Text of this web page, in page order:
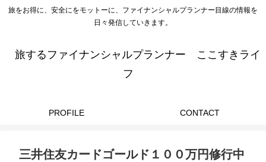
旅をお得に、安全にをモットーに、ファイナンシャルプランナー目線の情報を
日々発信していきます。
旅するファイナンシャルプランナー ここすきライ
フ
PROFILE CONTACT
三井住友カードゴールド１００万円修行中